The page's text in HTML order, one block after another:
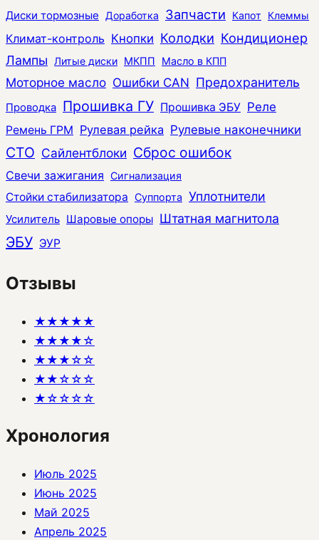
Диски тормозные Доработка Запчасти Капот Клеммы
Климат-контроль Кнопки Колодки Кондиционер
Лампы Литые диски МКПП Масло в КПП
Моторное масло Ошибки CAN Предохранитель
Проводка Прошивка ГУ Прошивка ЭБУ Реле
Ремень ГРМ Рулевая рейка Рулевые наконечники
СТО Сайлентблоки Сброс ошибок
Свечи зажигания Сигнализация
Стойки стабилизатора Суппорта Уплотнители
Усилитель Шаровые опоры Штатная магнитола
ЭБУ ЭУР
Отзывы
★★★★★
★★★★☆
★★★☆☆
★★☆☆☆
★☆☆☆☆
Хронология
Июль 2025
Июнь 2025
Май 2025
Апрель 2025